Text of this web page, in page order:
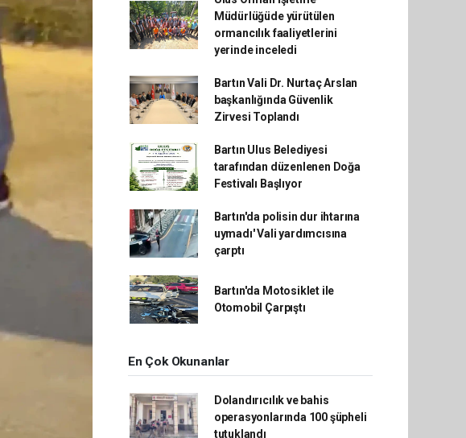
Müdürlüğüde yürütülen
ormancılık faaliyetlerini
yerinde inceledi
Bartın Vali Dr. Nurtaç Arslan
başkanlığında Güvenlik
Zirvesi Toplandı
Bartın Ulus Belediyesi
tarafından düzenlenen Doğa
Festivalı Başlıyor
Bartın'da polisin dur ihtarına
uymadı' Vali yardımcısına
çarptı
Bartın'da Motosiklet ile
Otomobil Çarpıştı
En Çok Okunanlar
Dolandırıcılık ve bahis
operasyonlarında 100 şüpheli
tutuklandı